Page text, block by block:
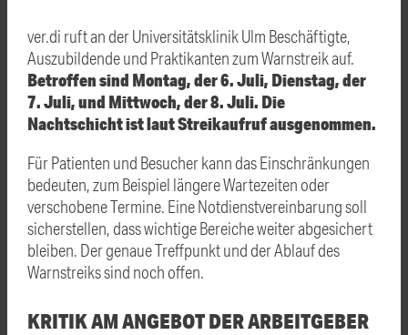
ver.di ruft an der Universitätsklinik Ulm Beschäftigte,
Auszubildende und Praktikanten zum Warnstreik auf.
Betroffen sind Montag, der 6. Juli, Dienstag, der
7. Juli, und Mittwoch, der 8. Juli. Die
Nachtschicht ist laut Streikaufruf ausgenommen.
Für Patienten und Besucher kann das Einschränkungen
bedeuten, zum Beispiel längere Wartezeiten oder
verschobene Termine. Eine Notdienstvereinbarung soll
sicherstellen, dass wichtige Bereiche weiter abgesichert
bleiben. Der genaue Treffpunkt und der Ablauf des
Warnstreiks sind noch offen.
KRITIK AM ANGEBOT DER ARBEITGEBER